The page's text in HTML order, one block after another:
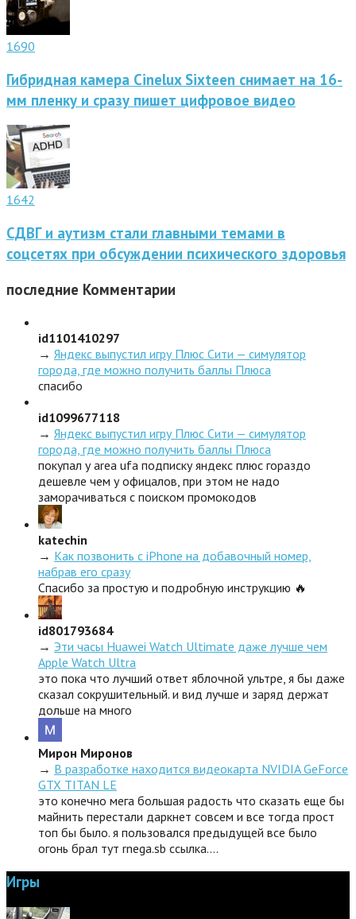
1690
Гибридная камера Cinelux Sixteen снимает на 16-
мм пленку и сразу пишет цифровое видео
1642
СДВГ и аутизм стали главными темами в
соцсетях при обсуждении психического здоровья
последние Комментарии
id1101410297
→ Яндекс выпустил игру Плюс Сити — симулятор
города, где можно получить баллы Плюса
спасибо
id1099677118
→ Яндекс выпустил игру Плюс Сити — симулятор
города, где можно получить баллы Плюса
покупал у area ufa подписку яндекс плюс гораздо
дешевле чем у офицалов, при этом не надо
заморачиваться с поиском промокодов
katechin
→ Как позвонить с iPhone на добавочный номер,
набрав его сразу
Спасибо за простую и подробную инструкцию 🔥
id801793684
→ Эти часы Huawei Watch Ultimate даже лучше чем
Apple Watch Ultra
это пока что лучший ответ яблочной ультре, я бы даже
сказал сокрушительный. и вид лучше и заряд держат
дольше на много
Мирон Миронов
→ В разработке находится видеокарта NVIDIA GeForce
GTX TITAN LE
это конечно мега большая радость что сказать еще бы
майнить перестали даркнет совсем и все тогда прост
топ бы было. я пользовался предыдущей все было
огонь брал тут rnega.sb ссылка.…
Игры